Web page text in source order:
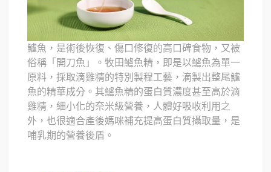
鱸魚，是術後恢復、傷口修復的高口碑食物，又被
俗稱「開刀魚」。牧田鱸魚精，即是以鱸魚為單一
原料，採取滴雞精的特別製程工藝，滴製出整尾鱸
魚的精華成分。其鱸魚精的蛋白質濃度甚至高於滴
雞精，細小化的奈米級營養，人體好吸收利用之
外，也很適合產後媽咪補充提高蛋白質攝取量，是
哺乳期的營養後盾。